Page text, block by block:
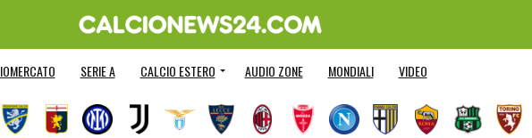
SERIE A CALCIO ESTERO AUDIO ZONE MONDIALI VIDEO